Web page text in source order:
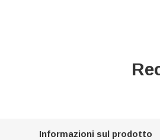
Informazioni sul prodotto